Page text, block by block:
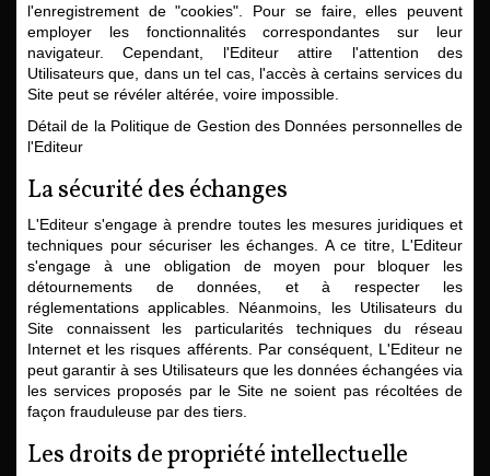
l'enregistrement de "cookies". Pour se faire, elles peuvent
employer les fonctionnalités correspondantes sur leur
navigateur. Cependant, l'Editeur attire l'attention des
Utilisateurs que, dans un tel cas, l'accès à certains services du
Site peut se révéler altérée, voire impossible.
Détail de la Politique de Gestion des Données personnelles de
l'Editeur
La sécurité des échanges
L'Editeur s'engage à prendre toutes les mesures juridiques et
techniques pour sécuriser les échanges. A ce titre, L'Editeur
s'engage à une obligation de moyen pour bloquer les
détournements de données, et à respecter les
réglementations applicables. Néanmoins, les Utilisateurs du
Site connaissent les particularités techniques du réseau
Internet et les risques afférents. Par conséquent, L'Editeur ne
peut garantir à ses Utilisateurs que les données échangées via
les services proposés par le Site ne soient pas récoltées de
façon frauduleuse par des tiers.
Les droits de propriété intellectuelle